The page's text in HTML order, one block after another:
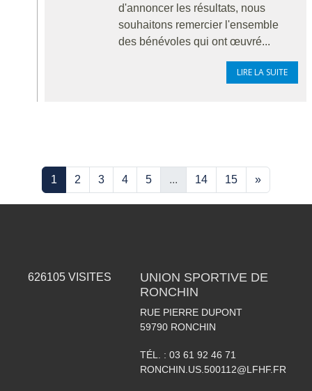
d'annoncer les résultats, nous
souhaitons remercier l'ensemble
des bénévoles qui ont œuvré...
LIRE LA SUITE
1 2 3 4 5 ... 14 15 »
626105 VISITES
UNION SPORTIVE DE
RONCHIN
RUE PIERRE DUPONT
59790 RONCHIN
TÉL. : 03 61 92 46 71
RONCHIN.US.500112@LFHF.FR